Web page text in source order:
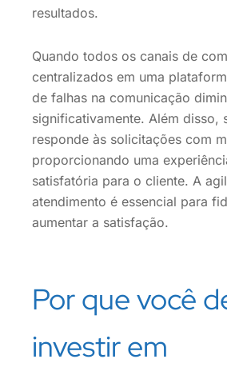
resultados.
Quando todos os canais de
centralizados em uma
de falhas na comunicação
significativamente. Além disso,
responde às solicitações com
proporcionando uma
satisfatória para o cliente. A
atendimento é essencial para
aumentar a satisfação.
Por que você
investir em